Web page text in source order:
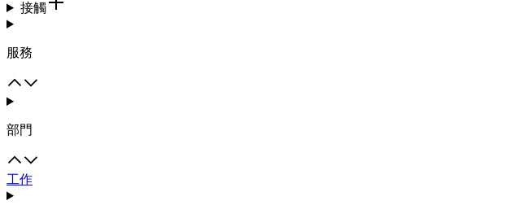
接觸
服務
部門
工作